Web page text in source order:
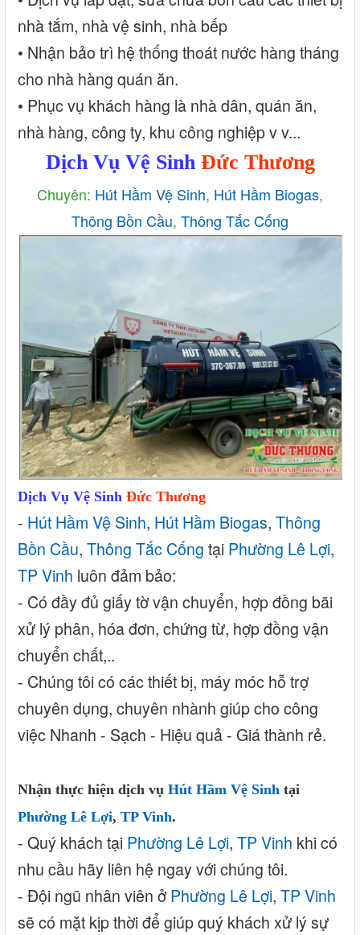
nhà tắm, nhà vệ sinh, nhà bếp
• Nhận bảo trì hệ thống thoát nước hàng tháng
cho nhà hàng quán ăn.
• Phục vụ khách hàng là nhà dân, quán ăn,
nhà hàng, công ty, khu công nghiệp v v...
Dịch Vụ Vệ Sinh Đức Thương
Chuyên: Hút Hầm Vệ Sinh, Hút Hầm Biogas,
Thông Bồn Cầu, Thông Tắc Cống
Dịch Vụ Vệ Sinh Đức Thương
- Hút Hầm Vệ Sinh, Hút Hầm Biogas, Thông
Bồn Cầu, Thông Tắc Cống tại Phường Lê Lợi,
TP Vinh luôn đảm bảo:
- Có đầy đủ giấy tờ vận chuyển, hợp đồng bãi
xử lý phân, hóa đơn, chứng từ, hợp đồng vận
chuyển chất,..
- Chúng tôi có các thiết bị, máy móc hỗ trợ
chuyên dụng, chuyên nhành giúp cho công
việc Nhanh - Sạch - Hiệu quả - Giá thành rẻ.
Nhận thực hiện dịch vụ Hút Hầm Vệ Sinh tại
Phường Lê Lợi, TP Vinh.
- Quý khách tại Phường Lê Lợi, TP Vinh khi có
nhu cầu hãy liên hệ ngay với chúng tôi.
- Đội ngũ nhân viên ở Phường Lê Lợi, TP Vinh
sẽ có mặt kịp thời để giúp quý khách xử lý sự